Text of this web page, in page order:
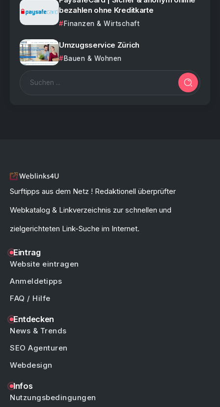
bezahlen ohne Kreditkarte
Finanzen & Wirtschaft
Umzugsservice Zürich
Bauen & Wohnen
Surftipps aus dem Netz ! Redaktionell überprüfter
Webkatalog & Linkverzeichnis zur schnellen und
zielgerichteten Link-Suche im Internet.
Eintrag
Website eintragen
Anmeldetipps
FAQ / Hilfe
Entdecken
News & Trends
SEO Agenturen
Webdesign
Infos
Nutzungsbedingungen